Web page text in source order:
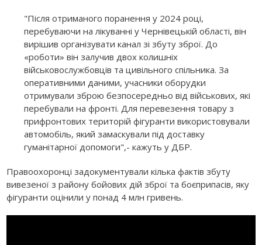
"Після отриманого поранення у 2024 році,
перебуваючи на лікуванні у Чернівецькій області, він
вирішив організувати канал зі збуту зброї. До
«роботи» він залучив двох колишніх
військовослужбовців та цивільного спільника. За
оперативними даними, учасники оборудки
отримували зброю безпосередньо від військових, які
перебували на фронті. Для перевезення товару з
прифронтових територій фігуранти використовували
автомобіль, який замаскували під доставку
гуманітарної допомоги",- кажуть у ДБР.
Правоохоронці задокументували кілька фактів збуту
вивезеної з району бойових дій зброї та боєприпасів, яку
фігуранти оцінили у понад 4 млн гривень.